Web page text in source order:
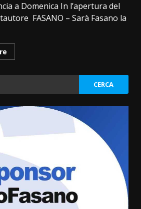
a Domenica In l’apertura del
FASANO – Sarà Fasano la
Giovanili e Mobilità
premiati gli studenti
del bando “La strada
Agosto 2026 07:15